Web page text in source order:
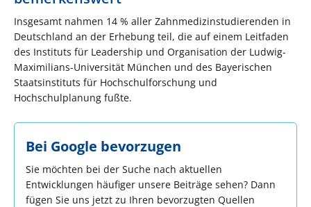
Insgesamt nahmen 14 % aller Zahnmedizinstudierenden in
Deutschland an der Erhebung teil, die auf einem Leitfaden
des Instituts für Leadership und Organisation der Ludwig-
Maximilians-Universität München und des Bayerischen
Staatsinstituts für Hochschulforschung und
Hochschulplanung fußte.
Bei Google bevorzugen
Sie möchten bei der Suche nach aktuellen
Entwicklungen häufiger unsere Beiträge sehen? Dann
fügen Sie uns jetzt zu Ihren bevorzugten Quellen